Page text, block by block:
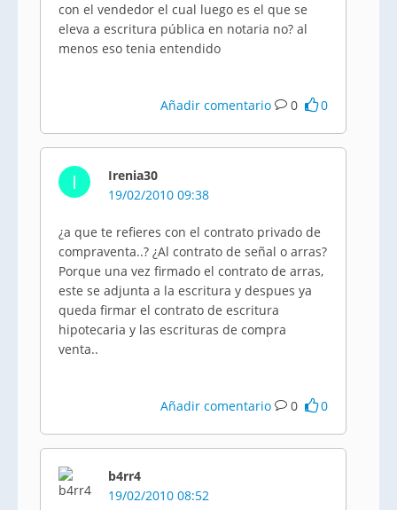
con el vendedor el cual luego es el que se
eleva a escritura pública en notaria no? al
menos eso tenia entendido
Añadir comentario 0 0
I
Irenia30
19/02/2010 09:38
¿a que te refieres con el contrato privado de
compraventa..? ¿Al contrato de señal o arras?
Porque una vez firmado el contrato de arras,
este se adjunta a la escritura y despues ya
queda firmar el contrato de escritura
hipotecaria y las escrituras de compra
venta..
Añadir comentario 0 0
b4rr4
19/02/2010 08:52